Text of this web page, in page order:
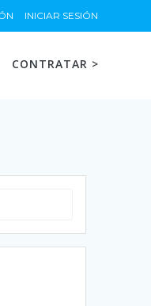
INICIAR SESIÓN
CONTRATAR >